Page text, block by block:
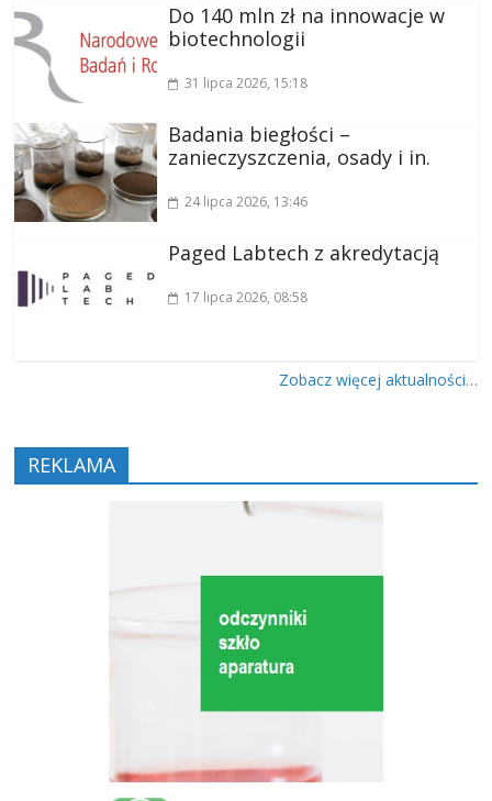
Do 140 mln zł na innowacje w
biotechnologii
31 lipca 2026, 15:18
Badania biegłości –
zanieczyszczenia, osady i in.
24 lipca 2026, 13:46
Paged Labtech z akredytacją
17 lipca 2026, 08:58
Zobacz więcej aktualności…
REKLAMA